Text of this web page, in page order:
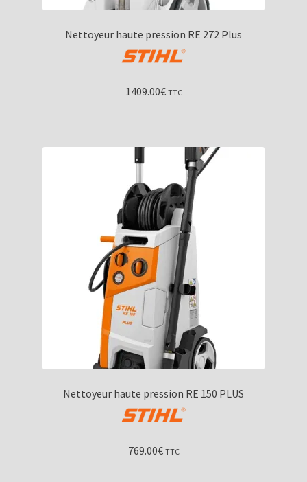
Nettoyeur haute pression RE 272 Plus
1409.00€ TTC
Nettoyeur haute pression RE 150 PLUS
769.00€ TTC